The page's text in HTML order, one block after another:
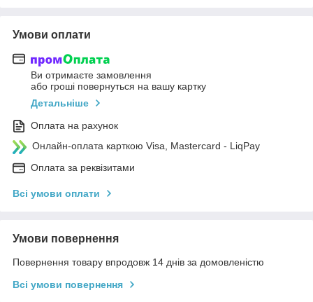
Умови оплати
Ви отримаєте замовлення
або гроші повернуться на вашу картку
Детальніше
Оплата на рахунок
Онлайн-оплата карткою Visa, Mastercard - LiqPay
Оплата за реквізитами
Всі умови оплати
Умови повернення
Повернення товару впродовж 14 днів за домовленістю
Всі умови повернення